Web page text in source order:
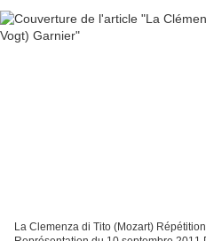
La Clemenza di Tito (Mozart)